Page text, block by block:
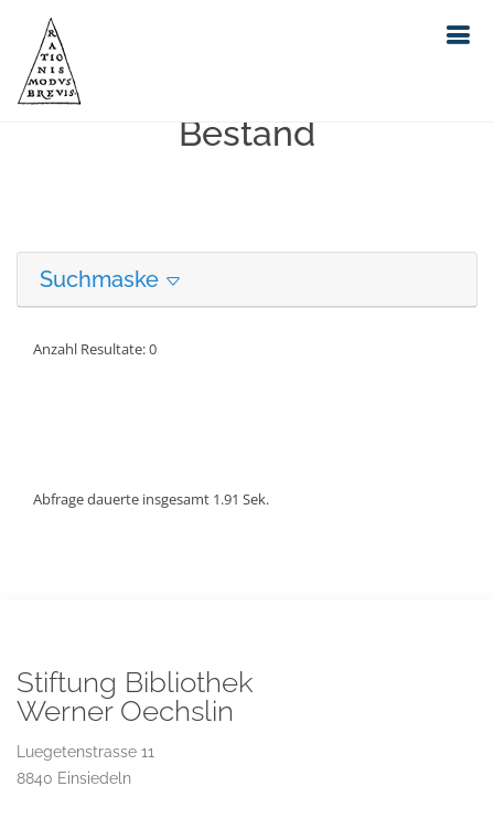
Erweiterte Suche in unserem
Bestand
Suchmaske
Anzahl Resultate: 0
Abfrage dauerte insgesamt 1.91 Sek.
Stiftung Bibliothek
Werner Oechslin
Luegetenstrasse 11
8840 Einsiedeln